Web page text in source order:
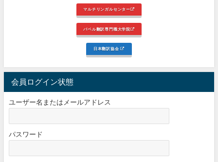
マルチリンガルセンター
バベル翻訳専門職大学院
日本翻訳協会
会員ログイン状態
ユーザー名またはメールアドレス
パスワード